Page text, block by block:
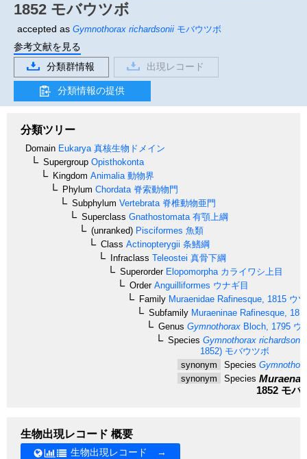
1852 モバウツボ
accepted as Gymnothorax richardsonii モバウツボ
参考文献を見る
分類群情報
出現レコード
分類情報の提供
分類ツリー
Domain Eukarya 真核生物ドメイン
Supergroup Opisthokonta
Kingdom Animalia 動物界
Phylum Chordata 脊索動物門
Subphylum Vertebrata 脊椎動物亜門
Superclass Gnathostomata 有顎上綱
(unranked) Pisciformes 魚類
Class Actinopterygii 条鰭綱
Infraclass Teleostei 真骨下綱
SuperorderElopomorpha カライワシ上目
OrderAnguilliformes ウナギ目
Family Muraenidae Rafinesque, 1815 ウ
Subfamily Muraeninae Rafinesque,
Genus Gymnothorax Bloch, 1795 ウ
Species Gymnothorax richardsonii
1852) モバウツボ
synonym
Species
synonym
Species Muraena
1852 モバ
生物出現レコード 概要
生物出現レコード →